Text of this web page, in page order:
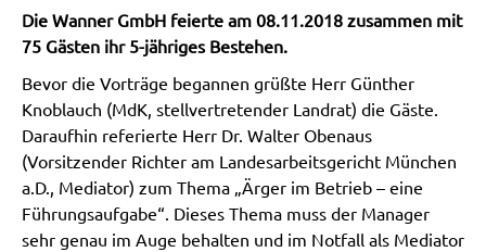
Die Wanner GmbH feierte am 08.11.2018 zusammen mit
75 Gästen ihr 5-jähriges Bestehen.
Bevor die Vorträge begannen grüßte Herr Günther
Knoblauch (MdK, stellvertretender Landrat) die Gäste.
Daraufhin referierte Herr Dr. Walter Obenaus
(Vorsitzender Richter am Landesarbeitsgericht München
a.D., Mediator) zum Thema „Ärger im Betrieb – eine
Führungsaufgabe“. Dieses Thema muss der Manager
sehr genau im Auge behalten und im Notfall als Mediator